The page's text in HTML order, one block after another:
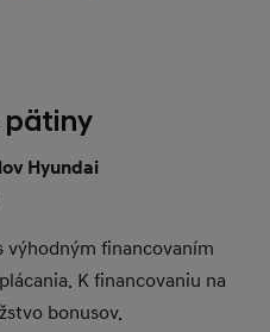
pätiny
Hyundai
výhodným financovaním
K financovaniu na
bonusov.